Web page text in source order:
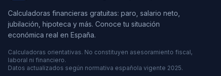
Calculadoras financieras gratuitas: paro, salario neto,
jubilación, hipoteca y más. Conoce tu situación
económica real en España.
Calculadoras orientativas. No constituyen asesoramiento fiscal,
laboral ni financiero.
Datos actualizados según normativa española vigente 2025.